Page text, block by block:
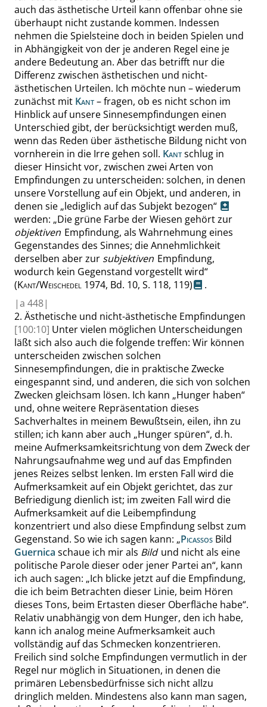
auch das ästhetische Urteil kann offenbar ohne sie
überhaupt nicht zustande kommen. Indessen
nehmen die Spielsteine doch in beiden Spielen und
in Abhängigkeit von der je anderen Regel eine je
andere Bedeutung an. Aber das betrifft nur die
Differenz zwischen ästhetischen und nicht-
ästhetischen Urteilen. Ich möchte nun – wiederum
zunächst mit Kant–fragen, ob es nicht schon im
Hinblick auf unsere Sinnesempfindungen einen
Unterschied gibt, der berücksichtigt werden muß,
wenn das Reden über ästhetische Bildung nicht von
vornherein in die Irre gehen soll. Kantschlug in
dieser Hinsicht vor, zwischen zwei Arten von
Empfindungen zu unterscheiden: solchen, in denen
unsere Vorstellung auf ein Objekt, und anderen, in
denen sie „lediglich auf das Subjekt bezogen“
werden: „Die grüne Farbe der Wiesen gehört zur
objektiven Empfindung, als Wahrnehmung eines
Gegenstandes des Sinnes; die Annehmlichkeit
derselben aber zur subjektiven Empfindung,
wodurch kein Gegenstand vorgestellt wird“
(Kant/Weischedel 1974, Bd. 10, S. 118, 119)
.
|a 448|
2. Ästhetische und nicht-ästhetische Empfindungen
[100:10] Unter vielen möglichen Unterscheidungen
läßt sich also auch die folgende treffen: Wir können
unterscheiden zwischen solchen
Sinnesempfindungen, die in praktische Zwecke
eingespannt sind, und anderen, die sich von solchen
Zwecken gleichsam lösen. Ich kann „Hunger haben“
und, ohne weitere Repräsentation dieses
Sachverhaltes in meinem Bewußtsein, eilen, ihn zu
stillen; ich kann aber auch „Hunger spüren“, d. h.
meine Aufmerksamkeitsrichtung von dem Zweck der
Nahrungsaufnahme weg und auf das Empfinden
jenes Reizes selbst lenken. Im ersten Fall wird die
Aufmerksamkeit auf ein Objekt gerichtet, das zur
Befriedigung dienlich ist; im zweiten Fall wird die
Aufmerksamkeit auf die Leibempfindung
konzentriert und also diese Empfindung selbst zum
Gegenstand. So wie ich sagen kann: „Picassos Bild
Guernica schaue ich mir als Bildund nicht als eine
politische Parole dieser oder jener Partei an“, kann
ich auch sagen: „Ich blicke jetzt auf die Empfindung,
die ich beim Betrachten dieser Linie, beim Hören
dieses Tons, beim Ertasten dieser Oberfläche habe“.
Relativ unabhängig von dem Hunger, den ich habe,
kann ich analog meine Aufmerksamkeit auch
vollständig auf das Schmecken konzentrieren.
Freilich sind solche Empfindungen vermutlich in der
Regel nur möglich in Situationen, in denen die
primären Lebensbedürfnisse sich nicht allzu
dringlich melden. Mindestens also kann man sagen,